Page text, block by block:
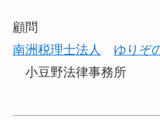
顧問
南洲税理士法人
ゆりぞ
小豆野法律事務所